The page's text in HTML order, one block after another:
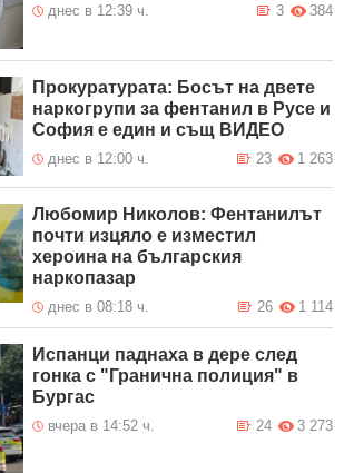
днес в 12:39 ч. 384
3
Прокуратурата: Босът на двете
наркогрупи за фентанил в Русе и
София е един и същ ВИДЕО
днес в 12:00 ч. 1 263
23
Любомир Николов: Фентанилът
почти изцяло е изместил
хероина на българския
наркопазар
днес в 08:18 ч. 1 114
26
Испанци паднаха в дере след
гонка с "Гранична полиция" в
Бургас
вчера в 14:52 ч. 3 273
24